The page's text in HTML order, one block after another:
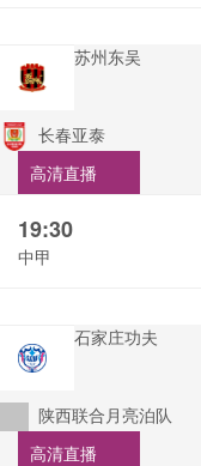
苏州东吴
长春亚泰
高清直播
19:30
中甲
石家庄功夫
陕西联合月亮泊队
高清直播